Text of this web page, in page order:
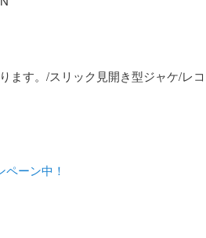
ます。/スリック見開き型ジャケ/レ
ーン中！